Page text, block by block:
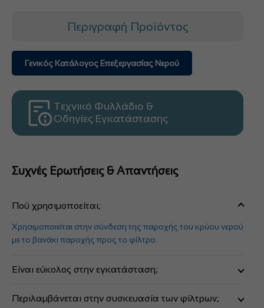
Περιγραφή Προϊόντος
Γενικός Κατάλογος Επεξεργασίας Νερού
Τεχνικό Φυλλάδιο &
Οδηγίες Εγκατάστασης
Συχνές Ερωτήσεις & Απαντήσεις
Πού χρησιμοποείται;
Χρησιμοποιείται στην σύνδεση της παροχής του κρύου νερού
με το βανάκι παροχής προς το φίλτρο.
Είναι εύκολος στην εγκατάσταση;
σύνδεση με το σπιράλ του κρύου, καθώς και σπείρωμα 1/4''
Περιλαμβάνεται στην συσκευασία των φίλτρων;